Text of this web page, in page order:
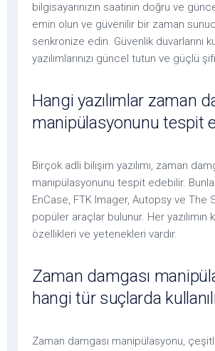
bilgisayarınızın saatinin doğru ve
emin olun ve güvenilir bir zaman
senkronize edin. Güvenlik duvarlarını
yazılımlarınızı güncel tutun ve güçlü
Hangi yazılımlar zaman
manipülasyonunu tespit
Birçok adli bilişim yazılımı, zaman
manipülasyonunu tespit edebilir.
EnCase, FTK Imager, Autopsy ve The
popüler araçlar bulunur. Her yazılımın
özellikleri ve yetenekleri vardır.
Zaman damgası
hangi tür suçlarda
Zaman damgası manipülasyonu,